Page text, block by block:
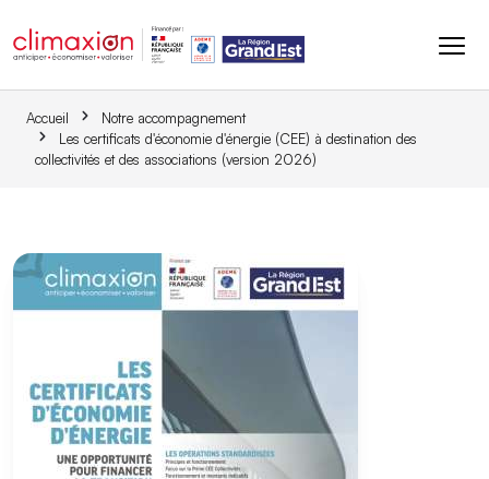
Accueil
Notre accompagnement
Les certificats d'économie d'énergie (CEE) à destination des
collectivités et des associations (version 2026)